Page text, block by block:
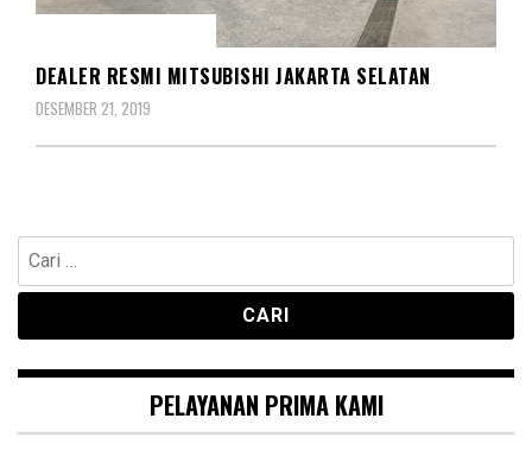
DEALER RESMI MITSUBISHI JAKARTA SELATAN
DESEMBER 21, 2019
Cari
untuk:
PELAYANAN PRIMA KAMI